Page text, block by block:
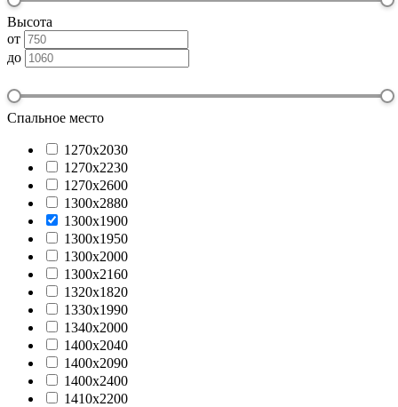
Высота
от
до
Спальное место
1270х2030
1270х2230
1270х2600
1300x2880
1300х1900
1300х1950
1300х2000
1300х2160
1320х1820
1330х1990
1340х2000
1400х2040
1400х2090
1400х2400
1410х2200